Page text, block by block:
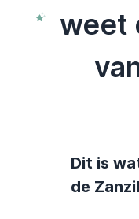
weet
Dit is
de